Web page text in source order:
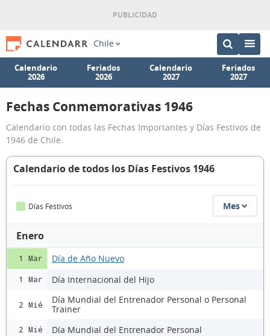
Chile
Calendario
2026
Feriados
2026
Calendario
2027
Feriados
2027
Fechas Conmemorativas 1946
Calendario con todas las Fechas Importantes y Días Festivos de
1946 de Chile.
Calendario de todos los Días Festivos 1946
Días Festivos Mes
Enero
1 Mar Día de Año Nuevo
1 Mar Día Internacional del Hijo
2 Mié
Día Mundial del Entrenador Personal o Personal
Trainer
2 Mié Día Mundial del Entrenador Personal